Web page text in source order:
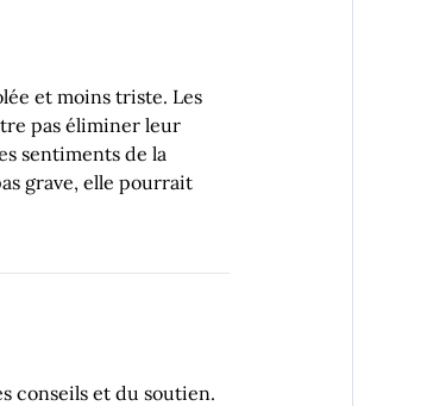
et moins triste. Les
pas éliminer leur
sentiments de la
grave, elle pourrait
conseils et du soutien.